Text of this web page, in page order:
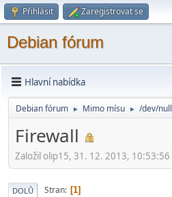
Přihlásit Zaregistrovat se
Debian fórum
Hlavní nabídka
Debian fórum ► Mimo mí­su ► /dev/null
Firewall
Založil olip15, 31. 12. 2013, 10:53:56
DOLŮ Stran 1